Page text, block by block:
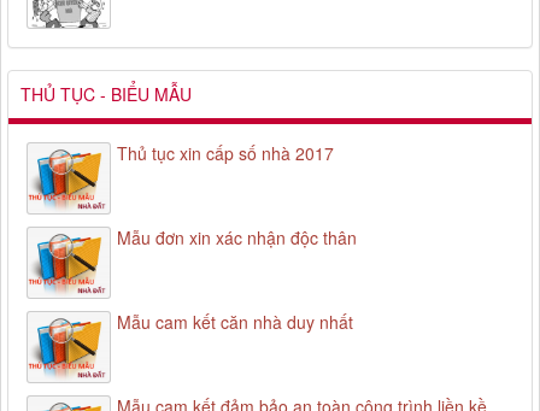
THỦ TỤC - BIỂU MẪU
Thủ tục xin cấp số nhà 2017
Mẫu đơn xin xác nhận độc thân
Mẫu cam kết căn nhà duy nhất